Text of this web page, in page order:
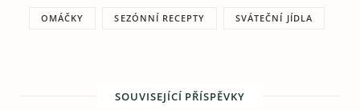
OMÁČKY SEZÓNNÍ RECEPTY SVÁTEČNÍ JÍDLA
SOUVISEJÍCÍ PŘÍSPĚVKY